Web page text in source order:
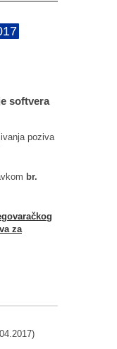
softvera
poziva
br.
za